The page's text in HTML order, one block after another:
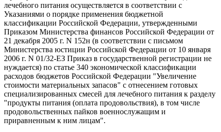
лечебного питания осуществляется в соответствии с
Указаниями о порядке применения бюджетной
классификации Российской Федерации, утвержденными
Приказом Министерства финансов Российской Федерации от
21 декабря 2005 г. N 152н (в соответствии с письмом
Министерства юстиции Российской Федерации от 10 января
2006 г. N 01/32-ЕЗ Приказ в государственной регистрации не
нуждается) по статье 340 экономической классификации
расходов бюджетов Российской Федерации "Увеличение
стоимости материальных запасов" с отнесением готовых
специализированных смесей для лечебного питания к разделу
"продукты питания (оплата продовольствия), в том числе
продовольственных пайков военнослужащим и
приравненным к ним лицам".